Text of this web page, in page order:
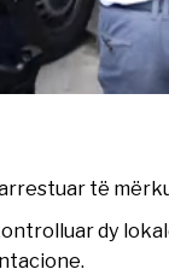
të
dy